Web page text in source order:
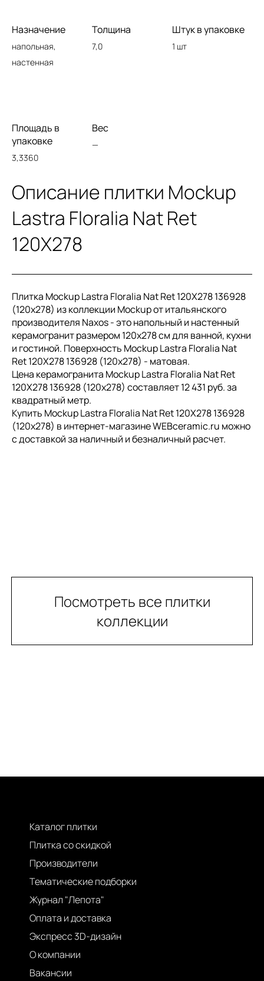
Назначение
напольная,
настенная
Толщина
7,0
Штук в упаковке
1 шт
Площадь в
упаковке
3,3360
Вес
—
Описание плитки Mockup
Lastra Floralia Nat Ret
120X278
Плитка Mockup Lastra Floralia Nat Ret 120X278 136928
(120x278) из коллекции Mockup от итальянского
производителя Naxos - это напольный и настенный
керамогранит размером 120x278 см для ванной, кухни
и гостиной. Поверхность Mockup Lastra Floralia Nat
Ret 120X278 136928 (120x278) - матовая.
Цена керамогранита Mockup Lastra Floralia Nat Ret
120X278 136928 (120x278) составляет 12 431 руб. за
квадратный метр.
Купить Mockup Lastra Floralia Nat Ret 120X278 136928
(120x278) в интернет-магазине WEBceramic.ru можно
с доставкой за наличный и безналичный расчет.
Посмотреть все плитки
коллекции
Каталог плитки
Плитка со скидкой
Производители
Тематические подборки
Журнал "Лепота"
Оплата и доставка
Экспресс 3D-дизайн
О компании
Вакансии